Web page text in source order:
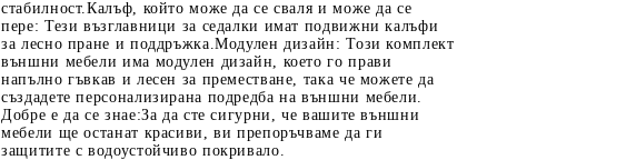
стабилност.Калъф, който може да се сваля и може да се
пере: Тези възглавници за седалки имат подвижни калъфи
за лесно пране и поддръжка.Модулен дизайн: Този комплект
външни мебели има модулен дизайн, което го прави
напълно гъвкав и лесен за преместване, така че можете да
създадете персонализирана подредба на външни мебели.
Добре е да се знае:За да сте сигурни, че вашите външни
мебели ще останат красиви, ви препоръчваме да ги
защитите с водоустойчиво покривало.